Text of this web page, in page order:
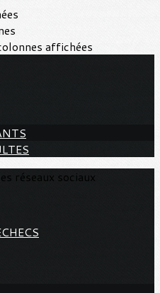
affichées
réseaux sociaux